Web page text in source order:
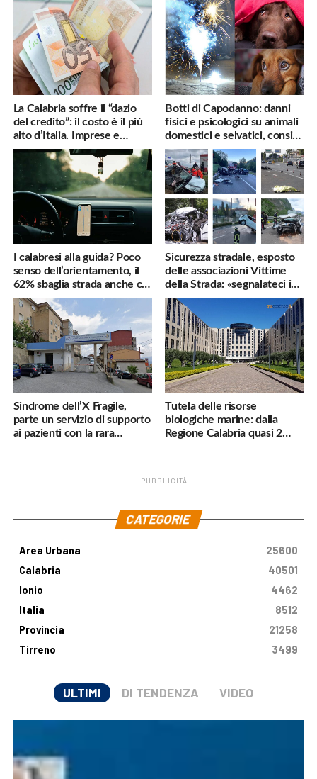
La Calabria soffre il “dazio
del credito”: il costo è il più
alto d’Italia. Imprese e
famiglie penalizzate
Botti di Capodanno: danni
fisici e psicologici su animali
domestici e selvatici, consigli
utili
I calabresi alla guida? Poco
senso dell’orientamento, il
62% sbaglia strada anche col
navigatore
Sicurezza stradale, esposto
delle associazioni Vittime
della Strada: «segnalateci i
pericoli, interverremo
subito»
Sindrome dell’X Fragile,
parte un servizio di supporto
ai pazienti con la rara
Tutela delle risorse
biologiche marine: dalla
Regione Calabria quasi 2
PUBBLICITÀ
CATEGORIE
Area Urbana
25600
Calabria
40501
Ionio
4462
Italia
8512
Provincia
21258
Tirreno
3499
ULTIMI DI TENDENZA VIDEO